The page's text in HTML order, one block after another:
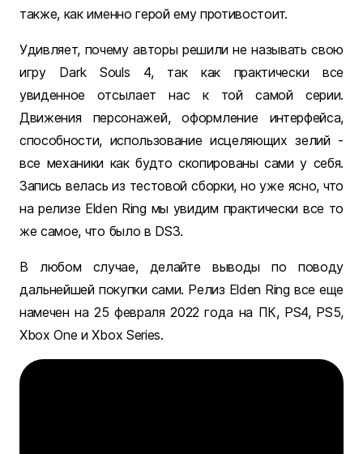
также, как именно герой ему противостоит.
Удивляет, почему авторы решили не называть свою
игру Dark Souls 4, так как практически все
увиденное отсылает нас к той самой серии.
Движения персонажей, оформление интерфейса,
способности, использование исцеляющих зелий -
все механики как будто скопированы сами у себя.
Запись велась из тестовой сборки, но уже ясно, что
на релизе Elden Ring мы увидим практически все то
же самое, что было в DS3.
В любом случае, делайте выводы по поводу
дальнейшей покупки сами. Релиз Elden Ring все еще
намечен на 25 февраля 2022 года на ПК, PS4, PS5,
Xbox One и Xbox Series.